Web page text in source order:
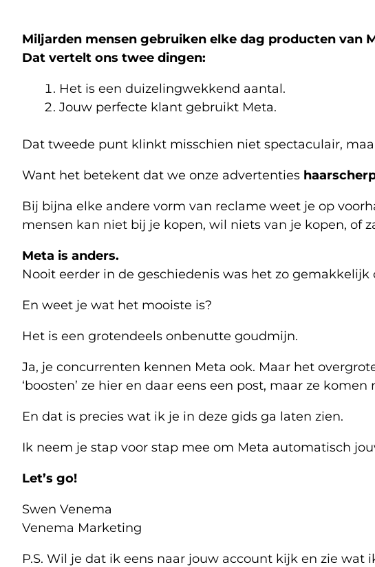
Miljarden mensen gebruiken elke dag producten van
Dat vertelt ons twee dingen:
Het is een duizelingwekkend aantal.
Jouw perfecte klant gebruikt Meta.
Dat tweede punt klinkt misschien niet spectaculair,
Want het betekent dat we onze advertenties
Bij bijna elke andere vorm van reclame weet je op
mensen kan niet bij je kopen, wil niets van je kopen, of
Meta is anders.
Nooit eerder in de geschiedenis was het zo
En weet je wat het mooiste is?
Het is een grotendeels onbenutte goudmijn.
Ja, je concurrenten kennen Meta ook. Maar het
‘boosten’ ze hier en daar eens een post, maar ze
En dat is precies wat ik je in deze gids ga laten zien.
Ik neem je stap voor stap mee om Meta automatisch
Let’s go!
Swen Venema
Venema Marketing
P.S. Wil je dat ik eens naar jouw account kijk en zie wat